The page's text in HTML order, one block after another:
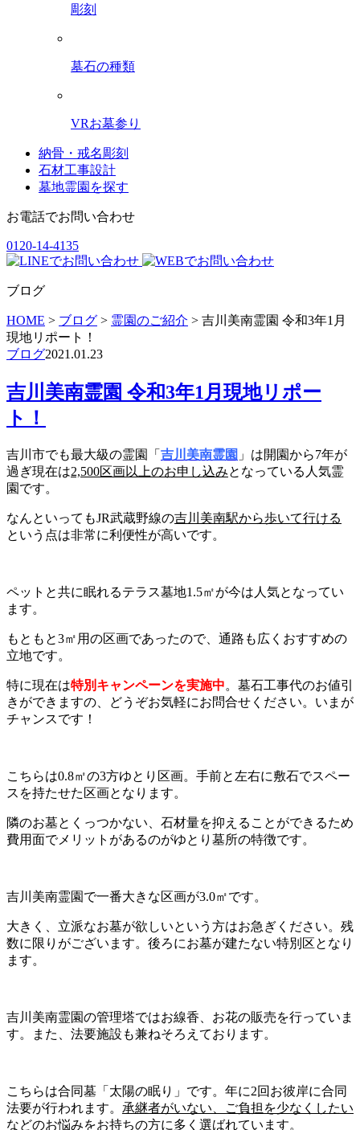
彫刻
墓石の種類
VRお墓参り
納骨・戒名彫刻
石材工事設計
墓地霊園を探す
お電話でお問い合わせ
0120-14-4135
ブログ
HOME > ブログ > 霊園のご紹介 > 吉川美南霊園 令和3年1月
現地リポート！
ブログ2021.01.23
吉川美南霊園 令和3年1月現地リポー
ト！
吉川市でも最大級の霊園「 吉川美南霊園 」は開園から7年が
過ぎ現在は2,500区画以上のお申し込みとなっている人気霊
園です。
なんといってもJR武蔵野線の吉川美南駅から歩いて行ける
という点は非常に利便性が高いです。
ペットと共に眠れるテラス墓地1.5㎡が今は人気となってい
ます。
もともと3㎡用の区画であったので、通路も広くおすすめの
立地です。
特に現在は特別キャンペーンを実施中。墓石工事代のお値引
きができますの、どうぞお気軽にお問合せください。いまが
チャンスです！
こちらは0.8㎡の3方ゆとり区画。手前と左右に敷石でスペー
スを持たせた区画となります。
隣のお墓とくっつかない、石材量を抑えることができるため
費用面でメリットがあるのがゆとり墓所の特徴です。
吉川美南霊園で一番大きな区画が3.0㎡です。
大きく、立派なお墓が欲しいという方はお急ぎください。残
数に限りがございます。後ろにお墓が建たない特別区となり
ます。
吉川美南霊園の管理塔ではお線香、お花の販売を行っていま
す。また、法要施設も兼ねそろえております。
こちらは合同墓「太陽の眠り」です。年に2回お彼岸に合同
法要が行われます。 承継者がいない、ご負担を少なくしたい
などのお悩みをお持ちの方に多く選ばれています。